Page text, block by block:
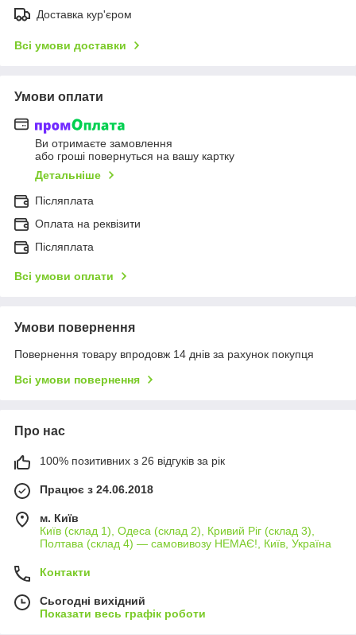
Доставка кур'єром
Всі умови доставки
Умови оплати
Ви отримаєте замовлення
або гроші повернуться на вашу картку
Детальніше
Післяплата
Оплата на реквізити
Післяплата
Всі умови оплати
Умови повернення
Повернення товару впродовж 14 днів за рахунок покупця
Всі умови повернення
Про нас
100% позитивних з 26 відгуків за рік
Працює з 24.06.2018
м. Київ
Київ (склад 1), Одеса (склад 2), Кривий Ріг (склад 3),
Полтава (склад 4) — самовивозу НЕМАЄ!, Київ, Україна
Контакти
Сьогодні вихідний
Показати весь графік роботи